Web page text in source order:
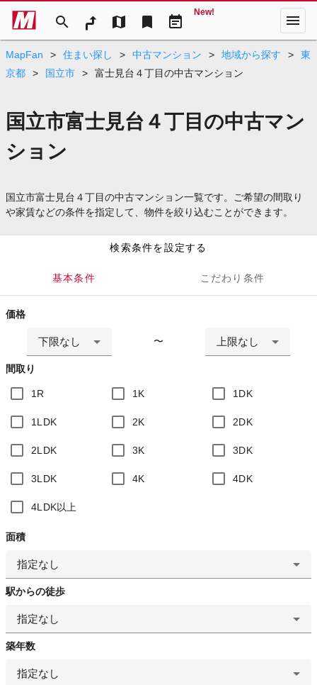
search map bookmark event_note
New! menu
MapFan > 住まい探し > 中古マンション > 地域から探す >
東
京都
> 国立市 > 富士見台４丁目の中古マンション
国立市富士見台４丁目の中古マン
ション
国立市富士見台４丁目の中古マンション一覧です。ご希望の間取り
や家賃などの条件を指定して、物件を絞り込むことができます。
検索条件を設定する
基本条件 こだわり条件
価格
下限なし 〜 上限なし
間取り
1R 1K 1DK
1LDK 2K 2DK
2LDK 3K 3DK
3LDK 4K 4DK
4LDK以上
面積
指定なし
駅からの徒歩
指定なし
築年数
指定なし